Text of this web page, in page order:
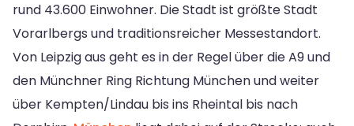
rund 43.600 Einwohner. Die Stadt ist größte Stadt
Vorarlbergs und traditionsreicher Messestandort.
Von Leipzig aus geht es in der Regel über die A9 und
den Münchner Ring Richtung München und weiter
über Kempten/Lindau bis ins Rheintal bis nach